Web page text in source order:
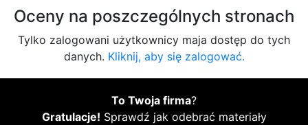
Oceny na poszczególnych stronach
Tylko zalogowani użytkownicy maja dostęp do tych
danych. Kliknij, aby się zalogować.
To Twoja firma?
Gratulacje! Sprawdź jak odebrać materiały